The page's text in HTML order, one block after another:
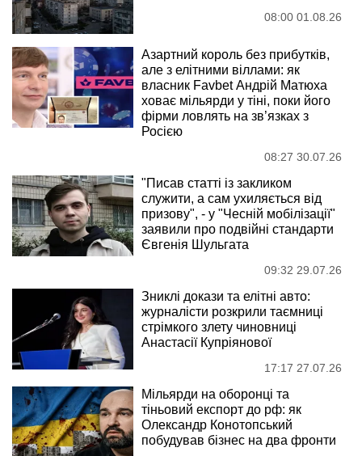
08:00 01.08.26
Азартний король без прибутків,
але з елітними віллами: як
власник Favbet Андрій Матюха
ховає мільярди у тіні, поки його
фірми ловлять на зв’язках з
Росією
08:27 30.07.26
"Писав статті із закликом
служити, а сам ухиляється від
призову", - у "Чесній мобілізації"
заявили про подвійні стандарти
Євгенія Шульгата
09:32 29.07.26
Зниклі докази та елітні авто:
журналісти розкрили таємниці
стрімкого злету чиновниці
Анастасії Купріянової
17:17 27.07.26
Мільярди на оборонці та
тіньовий експорт до рф: як
Олександр Конотопський
побудував бізнес на два фронти